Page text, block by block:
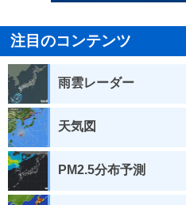
注目のコンテンツ
雨雲レーダー
天気図
PM2.5分布予測